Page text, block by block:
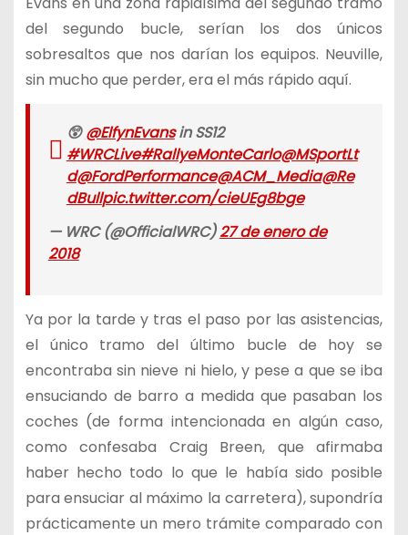
del segundo bucle, serían los dos únicos
sobresaltos que nos darían los equipos. Neuville,
sin mucho que perder, era el más rápido aquí.
😲@ElfynEvansin SS12
#WRCLive#RallyeMonteCarlo@MSportLt
d@FordPerformance@ACM_Media@Re
dBullpic.twitter.com/cieUEg8bge
— WRC (@OfficialWRC)27 de enero de
2018
Ya por la tarde y tras el paso por las asistencias,
el único tramo del último bucle de hoy se
encontraba sin nieve ni hielo, y pese a que se iba
ensuciando de barro a medida que pasaban los
coches (de forma intencionada en algún caso,
como confesaba Craig Breen, que afirmaba
haber hecho todo lo que le había sido posible
para ensuciar al máximo la carretera), supondría
prácticamente un mero trámite comparado con